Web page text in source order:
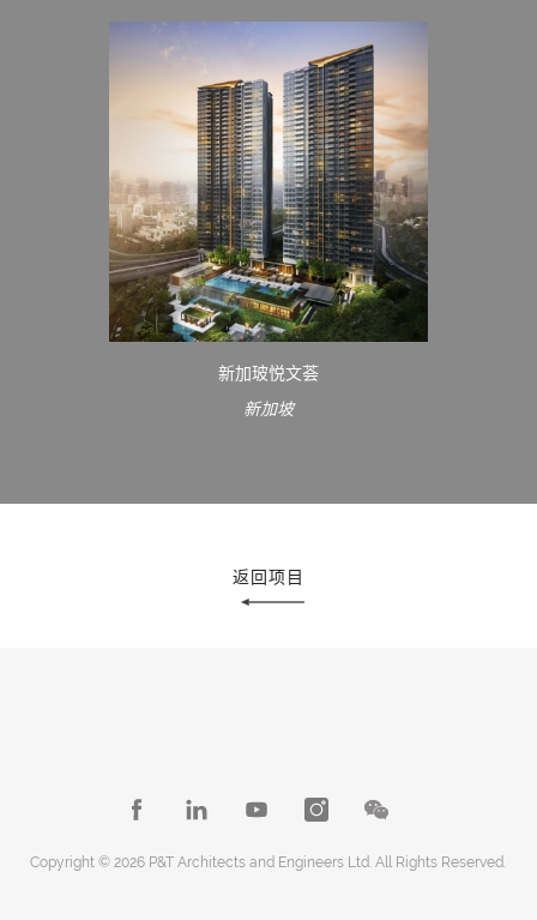
新加玻悦文荟
新加坡
返回项目
Copyright © 2026 P&T Architects and Engineers Ltd. All Rights Reserved.